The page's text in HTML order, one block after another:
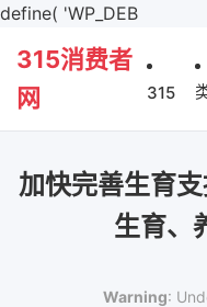
define( 'WP_DEB
315消费者
网
315
加快完善生育
生育、
Warning: